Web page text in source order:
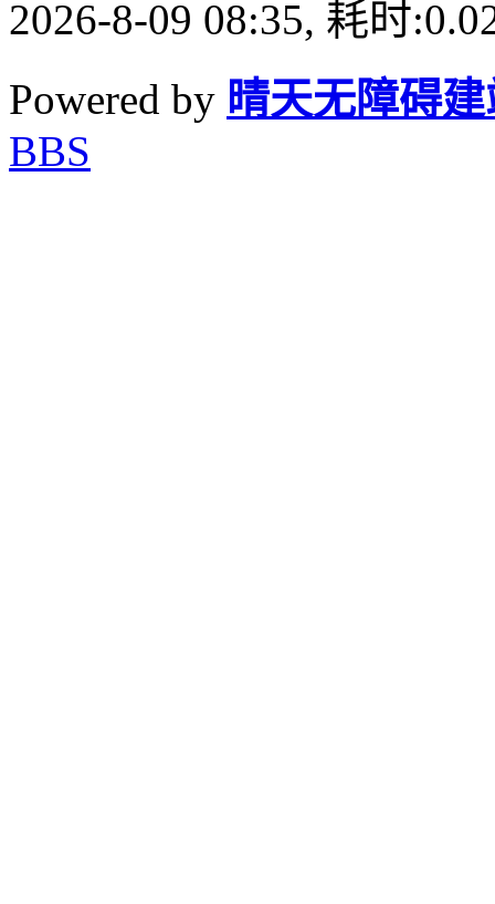
2026-8-09 08:35, 耗时
Powered by 晴天无障碍
BBS